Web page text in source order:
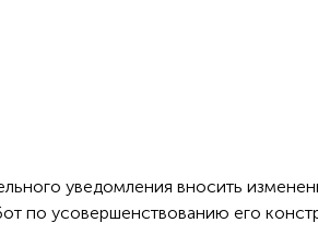
уведомления вносить
по усовершенствованию его